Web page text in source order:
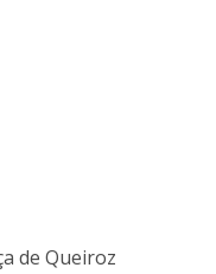
de Queiroz